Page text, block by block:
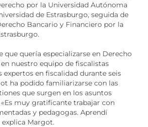
por la Universidad Autónoma
de Estrasburgo, seguida de
Bancario y Financiero por la
que quería especializarse en Derecho
nuestro equipo de fiscalistas
expertos en fiscalidad durante seis
ha podido familiarizarse con las
que surgen en los asuntos
muy gratificante trabajar con
y pedagogas. Aprendí
explica Margot.